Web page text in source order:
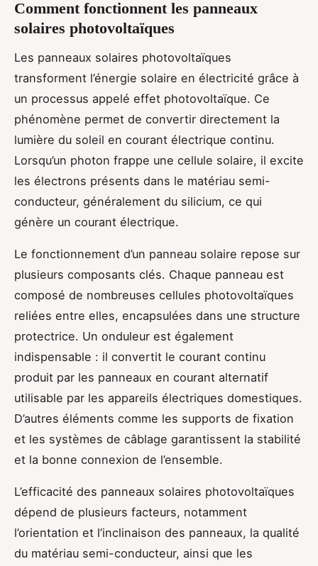
Comment fonctionnent les panneaux
solaires photovoltaïques
Les panneaux solaires photovoltaïques
transforment l’énergie solaire en électricité grâce à
un processus appelé effet photovoltaïque. Ce
phénomène permet de convertir directement la
lumière du soleil en courant électrique continu.
Lorsqu’un photon frappe une cellule solaire, il excite
les électrons présents dans le matériau semi-
conducteur, généralement du silicium, ce qui
génère un courant électrique.
Le fonctionnement d’un panneau solaire repose sur
plusieurs composants clés. Chaque panneau est
composé de nombreuses cellules photovoltaïques
reliées entre elles, encapsulées dans une structure
protectrice. Un onduleur est également
indispensable : il convertit le courant continu
produit par les panneaux en courant alternatif
utilisable par les appareils électriques domestiques.
D’autres éléments comme les supports de fixation
et les systèmes de câblage garantissent la stabilité
et la bonne connexion de l’ensemble.
L’efficacité des panneaux solaires photovoltaïques
dépend de plusieurs facteurs, notamment
l’orientation et l’inclinaison des panneaux, la qualité
du matériau semi-conducteur, ainsi que les